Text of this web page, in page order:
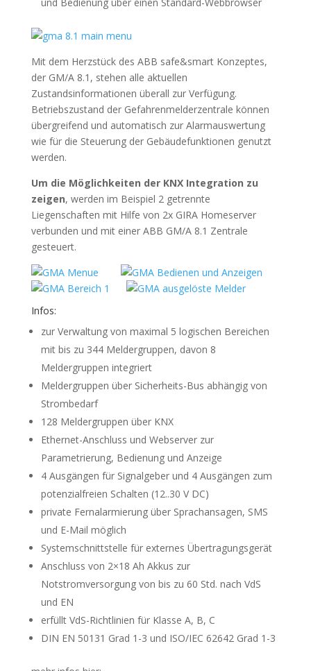
Mit dem Herzstück des ABB safe&smart Konzeptes,
der GM/A 8.1, stehen alle aktuellen
Zustandsinformationen überall zur Verfügung.
Betriebszustand der Gefahrenmelderzentrale können
übergreifend und automatisch zur Alarmauswertung
wie für die Steuerung der Gebäudefunktionen genutzt
werden.
Um die Möglichkeiten der KNX Integration zu
zeigen, werden im Beispiel 2 getrennte
Liegenschaften mit Hilfe von 2x GIRA Homeserver
verbunden und mit einer ABB GM/A 8.1 Zentrale
gesteuert.
Infos:
zur Verwaltung von maximal 5 logischen Bereichen
mit bis zu 344 Meldergruppen, davon 8
Meldergruppen integriert
Meldergruppen über Sicherheits-Bus abhängig von
Strombedarf
128 Meldergruppen über KNX
Ethernet-Anschluss und Webserver zur
Parametrierung, Bedienung und Anzeige
4 Ausgängen für Signalgeber und 4 Ausgängen zum
potenzialfreien Schalten (12..30 V DC)
private Fernalarmierung über Sprachansagen, SMS
und E-Mail möglich
Systemschnittstelle für externes Übertragungsgerät
Anschluss von 2×18 Ah Akkus zur
Notstromversorgung von bis zu 60 Std. nach VdS
und EN
erfüllt VdS-Richtlinien für Klasse A, B, C
DIN EN 50131 Grad 1-3 und ISO/IEC 62642 Grad 1-3